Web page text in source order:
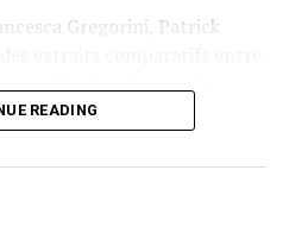
Gregorini, Patrick
comme si c’était un véritable
le jury selon
READING